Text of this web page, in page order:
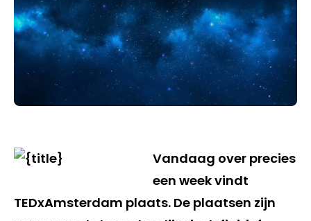
Vandaag over precies
een week vindt
TEDxAmsterdam plaats. De plaatsen zijn